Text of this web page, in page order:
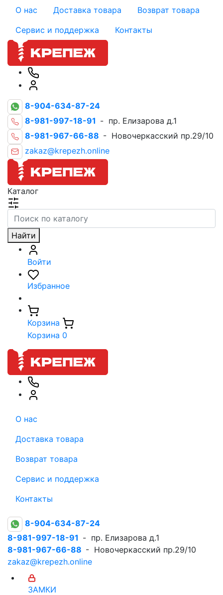
О нас Доставка товара
Возврат товара
Сервис и поддержка
Контакты
8-904-634-87-24
8-981-997-18-91 - пр. Елизарова д.1
8-981-967-66-88 - Новочеркасский пр.29/10
zakaz@krepezh.online
Каталог
Найти
Войти
Избранное
Корзина
Корзина 0
О нас
Доставка товара
Возврат товара
Сервис и поддержка
Контакты
8-904-634-87-24
8-981-997-18-91 - пр. Елизарова д.1
8-981-967-66-88 - Новочеркасский пр.29/10
zakaz@krepezh.online
ЗАМКИ